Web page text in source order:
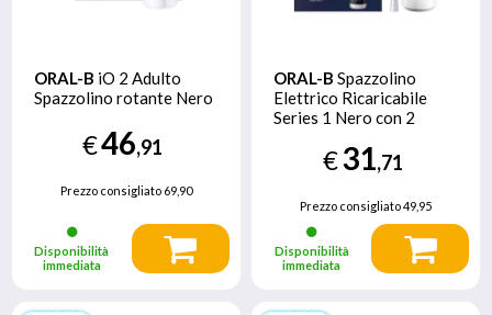
ORAL-B iO 2 Adulto
Spazzolino rotante Nero
€46,91
Prezzo consigliato69,90
Disponibilità
immediata
ORAL-B Spazzolino
Elettrico Ricaricabile
Series 1 Nero con 2
Spazzolino
€31,71
Prezzo consigliato49,95
Disponibilità
immediata